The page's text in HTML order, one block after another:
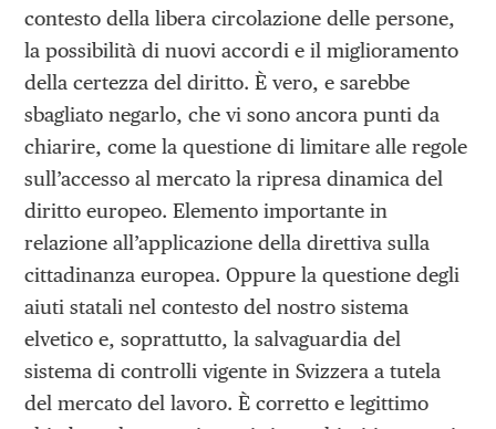
contesto della libera circolazione delle persone,
la possibilità di nuovi accordi e il miglioramento
della certezza del diritto. È vero, e sarebbe
sbagliato negarlo, che vi sono ancora punti da
chiarire, come la questione di limitare alle regole
sull’accesso al mercato la ripresa dinamica del
diritto europeo. Elemento importante in
relazione all’applicazione della direttiva sulla
cittadinanza europea. Oppure la questione degli
aiuti statali nel contesto del nostro sistema
elvetico e, soprattutto, la salvaguardia del
sistema di controlli vigente in Svizzera a tutela
del mercato del lavoro. È corretto e legittimo